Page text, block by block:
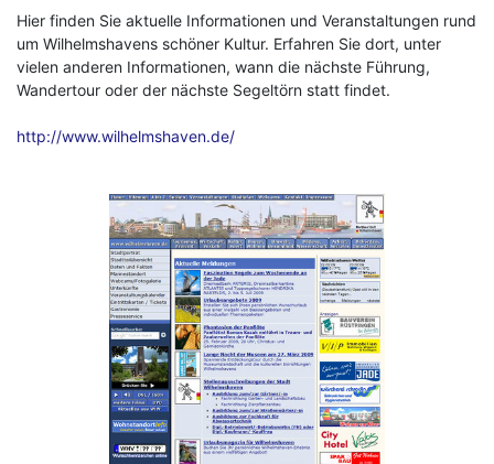
Hier finden Sie aktuelle Informationen und Veranstaltungen rund
um Wilhelmshavens schöner Kultur. Erfahren Sie dort, unter
vielen anderen Informationen, wann die nächste Führung,
Wandertour oder der nächste Segeltörn statt findet.
http://www.wilhelmshaven.de/